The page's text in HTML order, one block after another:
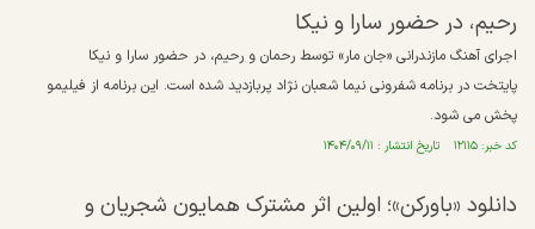
رحیم، در حضور سارا و نیکا
اجرای آهنگ مازندرانی «جان مار» توسط رحمان و رحیم، در حضور سارا و نیکا
پایتخت در برنامه شفرونی نیما شعبان نژاد پربازدید شده است. این برنامه از فیلیمو
پخش می شود.
کد خبر: ۱۲۱۱۵ تاریخ انتشار : ۱۴۰۴/۰۹/۱۱
دانلود «باورکن»؛ اولین اثر مشترک همایون شجریان و